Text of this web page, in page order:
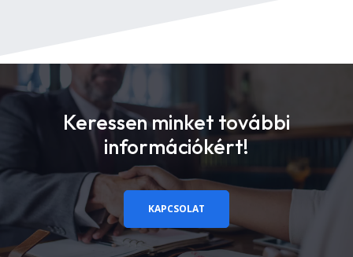
Keressen minket további
információkért!
KAPCSOLAT